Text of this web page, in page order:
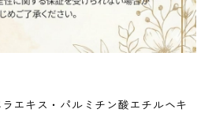
エキス・パルミチン酸エチルヘキ